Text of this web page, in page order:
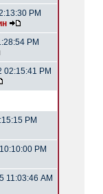
PM
PM
02:15:41 PM
PM
PM
11:03:46 AM